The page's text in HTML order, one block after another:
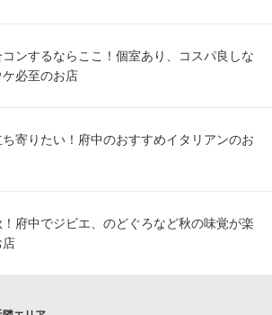
コンするならここ！個室あり、コスパ良しな
ケ必至のお店
寄りたい！府中のおすすめイタリアンのお
府中でジビエ、のどぐろなど秋の味覚が楽
店